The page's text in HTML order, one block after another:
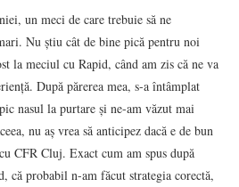
un meci de care trebuie să ne
Nu știu cât de bine pică pentru noi
la meciul cu Rapid, când am zis că ne va
După părerea mea, s-a întâmplat
nasul la purtare și ne-am văzut mai
nu aș vrea să anticipez dacă e de bun
CFR Cluj. Exact cum am spus după
că probabil n-am făcut strategia corectă,